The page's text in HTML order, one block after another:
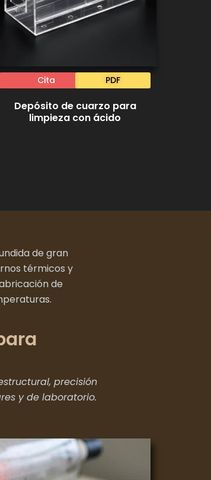
Cita PDF
Depósito de cuarzo para
limpieza con ácido
de gran
térmicos y
de
precisión
y de laboratorio.